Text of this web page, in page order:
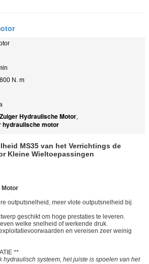
N. m
Hydraulische Motor,
hydraulische motor
MS35 van het Verrichtings de
Kleine Wieltoepassingen
Motor
outputsnelheid, meer vlote outputsnelheid bij
geschikt om hoge prestaties te leveren.
welke snelheid of werkende druk.
en vereisen zeer weinig
**
hydraulisch systeem, het juiste is spoelen van het